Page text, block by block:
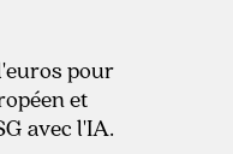
pour
et
avec l'IA.